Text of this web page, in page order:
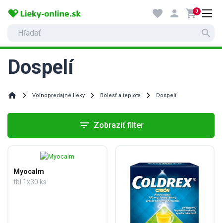
search
favorite person shopping_cart0
Dospelí
home Voľnopredajné lieky Bolesť a teplota Dospelí
filter_list Zobraziť filter
Myocalm
tbl 1x30 ks